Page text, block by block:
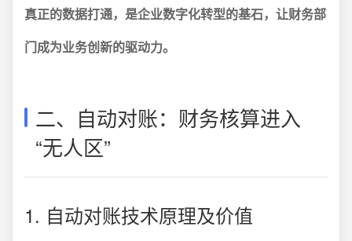
真正的数据打通，是企业数字化转型的基石，让财务部
门成为业务创新的驱动力。
二、自动对账：财务核算进入
“无人区”
1. 自动对账技术原理及价值